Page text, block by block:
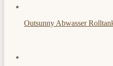
Outsunny Abwasser